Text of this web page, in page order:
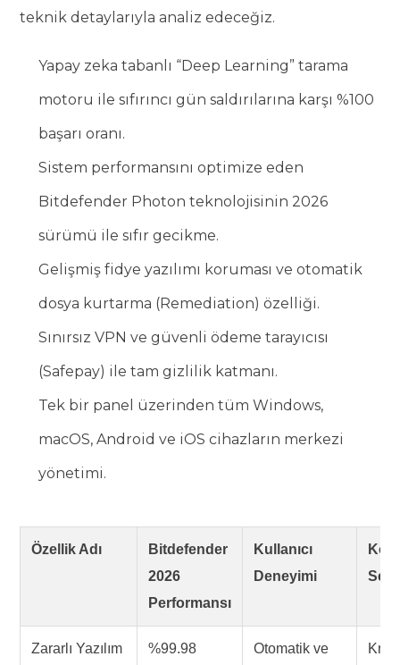
teknik detaylarıyla analiz edeceğiz.
Yapay zeka tabanlı “Deep Learning” tarama
motoru ile sıfırıncı gün saldırılarına karşı %100
başarı oranı.
Sistem performansını optimize eden
Bitdefender Photon teknolojisinin 2026
sürümü ile sıfır gecikme.
Gelişmiş fidye yazılımı koruması ve otomatik
dosya kurtarma (Remediation) özelliği.
Sınırsız VPN ve güvenli ödeme tarayıcısı
(Safepay) ile tam gizlilik katmanı.
Tek bir panel üzerinden tüm Windows,
macOS, Android ve iOS cihazların merkezi
yönetimi.
Özellik Adı
Bitdefender
2026
Performansı
Kullanıcı
Deneyimi
Zararlı Yazılım
%99.98
Otomatik ve
Kritik